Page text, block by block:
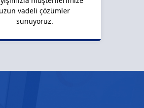
uzun vadeli çözümler
sunuyoruz.